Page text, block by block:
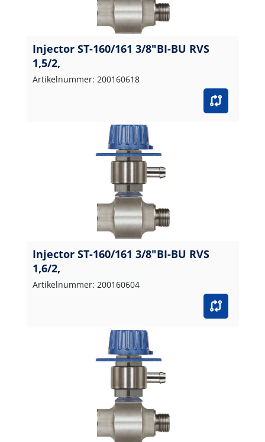
Injector ST-160/161 3/8"BI-BU RVS
1,5/2,
Artikelnummer: 200160618
Injector ST-160/161 3/8"BI-BU RVS
1,6/2,
Artikelnummer: 200160604